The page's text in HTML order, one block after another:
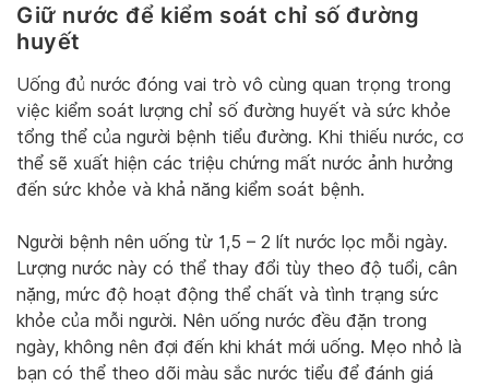
Giữ nước để kiểm soát chỉ số đường
huyết
Uống đủ nước đóng vai trò vô cùng quan trọng trong
việc kiểm soát lượng chỉ số đường huyết và sức khỏe
tổng thể của người bệnh tiểu đường. Khi thiếu nước, cơ
thể sẽ xuất hiện các triệu chứng mất nước ảnh hưởng
đến sức khỏe và khả năng kiểm soát bệnh.
Người bệnh nên uống từ 1,5 – 2 lít nước lọc mỗi ngày.
Lượng nước này có thể thay đổi tùy theo độ tuổi, cân
nặng, mức độ hoạt động thể chất và tình trạng sức
khỏe của mỗi người. Nên uống nước đều đặn trong
ngày, không nên đợi đến khi khát mới uống. Mẹo nhỏ là
bạn có thể theo dõi màu sắc nước tiểu để đánh giá